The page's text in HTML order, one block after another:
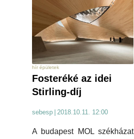
hír épületek
Fosteréké az idei
Stirling-díj
sebesp 2018.10.11. 12:00
A budapest MOL székházat